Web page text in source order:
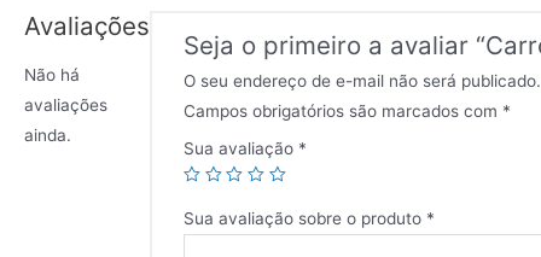
Avaliações
Não há
avaliações
ainda.
Seja o primeiro a avaliar
O seu endereço de e-mail não será publicado.
Campos obrigatórios são marcados com *
Sua avaliação *
Sua avaliação sobre o produto *